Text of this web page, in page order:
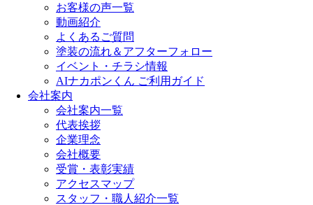
お客様の声一覧
動画紹介
よくあるご質問
塗装の流れ＆アフターフォロー
イベント・チラシ情報
AIナカポンくん ご利用ガイド
会社案内
会社案内一覧
代表挨拶
企業理念
会社概要
受賞・表彰実績
アクセスマップ
スタッフ・職人紹介一覧